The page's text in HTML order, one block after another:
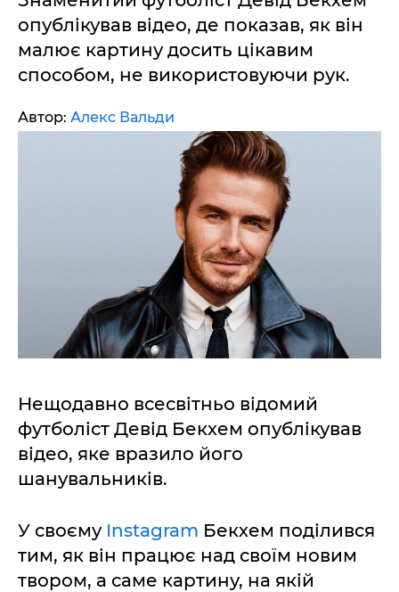
опублікував відео, де показав, як він
малює картину досить цікавим
способом, не використовуючи рук.
Автор: Алекс Вальди
Нещодавно всесвітньо відомий
футболіст Девід Бекхем опублікував
відео, яке вразило його
шанувальників.
У своєму Instagram Бекхем поділився
тим, як він працює над своїм новим
твором, а саме картину, на якій